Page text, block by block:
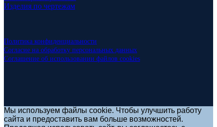
Изделия по чертежам
Политика конфиденциальности
Согласие на обработку персональных данных
Соглашение об использовании файлов cookies
Мы используем файлы cookie. Чтобы улучшить работу
сайта и предоставить вам больше возможностей.